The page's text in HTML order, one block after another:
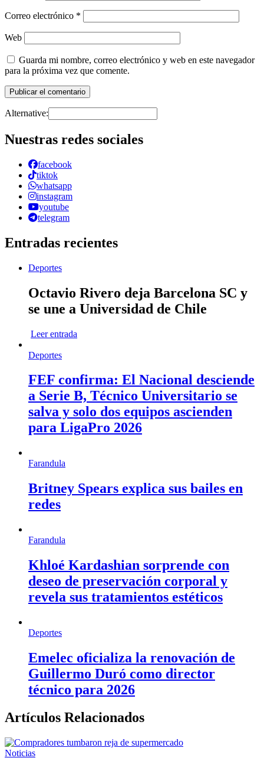
Correo electrónico *
Web
Guarda mi nombre, correo electrónico y web en este navegador
para la próxima vez que comente.
Alternative:
Nuestras redes sociales
facebook
tiktok
whatsapp
instagram
youtube
telegram
Entradas recientes
Deportes
Octavio Rivero deja Barcelona SC y
se une a Universidad de Chile
Leer entrada
Deportes
FEF confirma: El Nacional desciende
a Serie B, Técnico Universitario se
salva y solo dos equipos ascienden
para LigaPro 2026
Farandula
Britney Spears explica sus bailes en
redes
Farandula
Khloé Kardashian sorprende con
deseo de preservación corporal y
revela sus tratamientos estéticos
Deportes
Emelec oficializa la renovación de
Guillermo Duró como director
técnico para 2026
Artículos Relacionados
Noticias